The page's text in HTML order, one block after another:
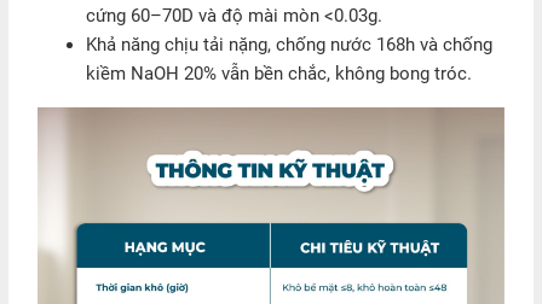
cứng 60–70D và độ mài mòn <0.03g.
Khả năng chịu tải nặng, chống nước 168h và chống
kiềm NaOH 20% vẫn bền chắc, không bong tróc.